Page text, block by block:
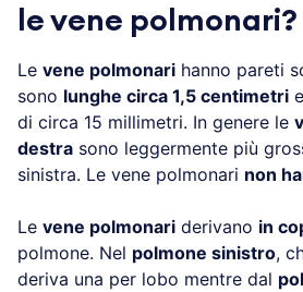
le vene polmonari?
Le vene polmonari hanno pareti
sono lunghe circa 1,5 centimetri
di circa 15 millimetri. In genere le
destra sono leggermente più
sinistra. Le vene polmonari non
Le vene polmonari derivano in
polmone. Nel polmone sinistro,
deriva una per lobo mentre dal